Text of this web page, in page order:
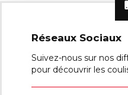
Réseaux Sociaux
Suivez-nous sur nos
pour découvrir les